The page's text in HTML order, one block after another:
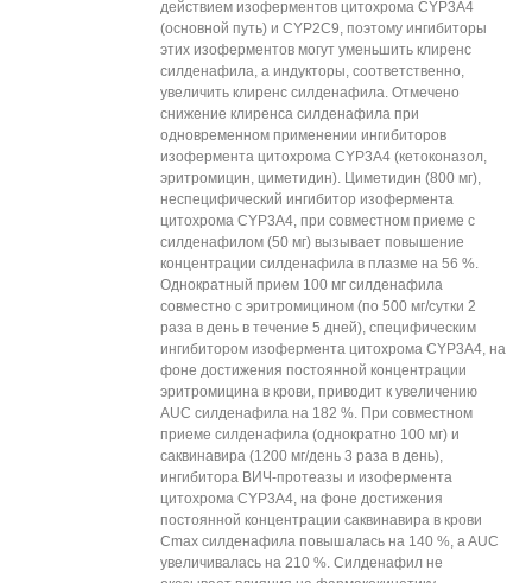
действием изоферментов цитохрома CYP3A4
(основной путь) и CYP2C9, поэтому ингибиторы
этих изоферментов могут уменьшить клиренс
силденафила, а индукторы, соответственно,
увеличить клиренс силденафила. Отмечено
снижение клиренса силденафила при
одновременном применении ингибиторов
изофермента цитохрома CYP3A4 (кетоконазол,
эритромицин, циметидин). Циметидин (800 мг),
неспецифический ингибитор изофермента
цитохрома CYP3A4, при совместном приеме с
силденафилом (50 мг) вызывает повышение
концентрации силденафила в плазме на 56 %.
Однократный прием 100 мг силденафила
совместно с эритромицином (по 500 мг/сутки 2
раза в день в течение 5 дней), специфическим
ингибитором изофермента цитохрома CYP3A4, на
фоне достижения постоянной концентрации
эритромицина в крови, приводит к увеличению
AUC силденафила на 182 %. При совместном
приеме силденафила (однократно 100 мг) и
саквинавира (1200 мг/день 3 раза в день),
ингибитора ВИЧ-протеазы и изофермента
цитохрома CYP3A4, на фоне достижения
постоянной концентрации саквинавира в крови
Cmax силденафила повышалась на 140 %, a AUC
увеличивалась на 210 %. Силденафил не